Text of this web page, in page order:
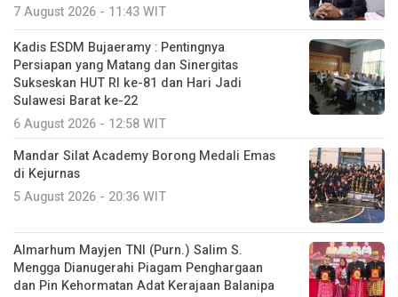
7 August 2026 - 11:43 WIT
Kadis ESDM Bujaeramy : Pentingnya
Persiapan yang Matang dan Sinergitas
Sukseskan HUT RI ke-81 dan Hari Jadi
Sulawesi Barat ke-22
6 August 2026 - 12:58 WIT
Mandar Silat Academy Borong Medali Emas
di Kejurnas
5 August 2026 - 20:36 WIT
Almarhum Mayjen TNI (Purn.) Salim S.
Mengga Dianugerahi Piagam Penghargaan
dan Pin Kehormatan Adat Kerajaan Balanipa